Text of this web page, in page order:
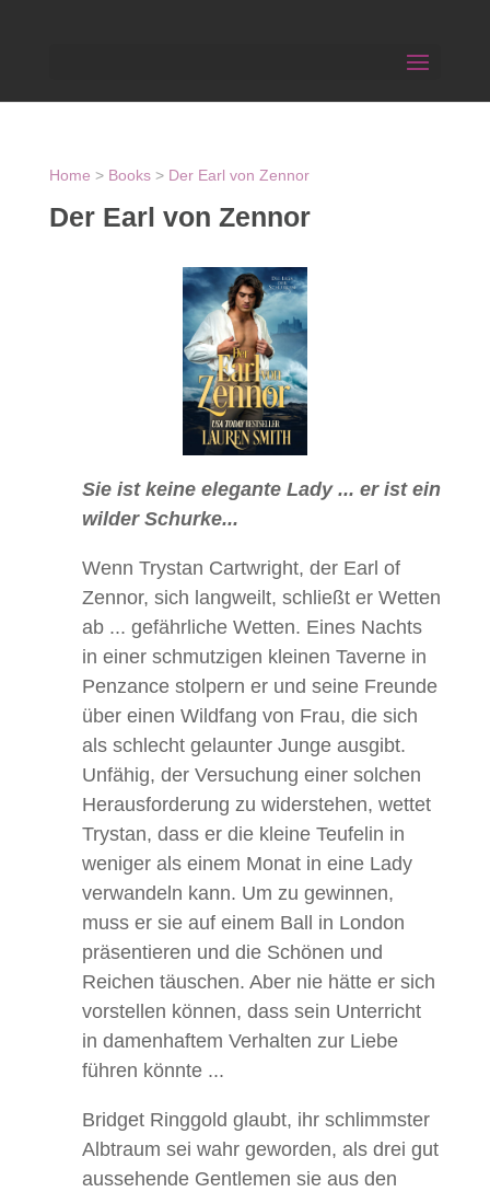
Home > Books> Der Earl von Zennor
Der Earl von Zennor
Sie ist keine elegante Lady ... er ist ein
wilder Schurke...
Wenn Trystan Cartwright, der Earl of
Zennor, sich langweilt, schließt er Wetten
ab ... gefährliche Wetten. Eines Nachts
in einer schmutzigen kleinen Taverne in
Penzance stolpern er und seine Freunde
über einen Wildfang von Frau, die sich
als schlecht gelaunter Junge ausgibt.
Unfähig, der Versuchung einer solchen
Herausforderung zu widerstehen, wettet
Trystan, dass er die kleine Teufelin in
weniger als einem Monat in eine Lady
verwandeln kann. Um zu gewinnen,
muss er sie auf einem Ball in London
präsentieren und die Schönen und
Reichen täuschen. Aber nie hätte er sich
vorstellen können, dass sein Unterricht
in damenhaftem Verhalten zur Liebe
führen könnte ...
Bridget Ringgold glaubt, ihr schlimmster
Albtraum sei wahr geworden, als drei gut
aussehende Gentlemen sie aus den